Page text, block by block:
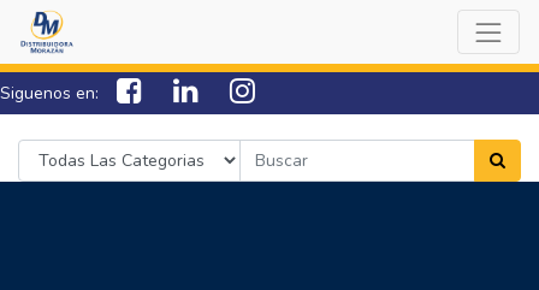
Siguenos en:
7538-0000 sac@lamorazan.com